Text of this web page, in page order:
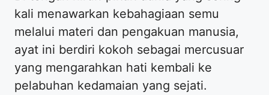
kali menawarkan kebahagiaan semu
melalui materi dan pengakuan manusia,
ayat ini berdiri kokoh sebagai mercusuar
yang mengarahkan hati kembali ke
pelabuhan kedamaian yang sejati.